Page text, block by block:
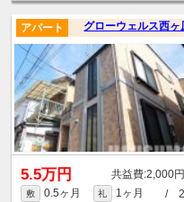
グローウェルス西ヶ
アパート
5.5万円 2,000円
敷 0.5ヶ月 礼 1ヶ月 / 2